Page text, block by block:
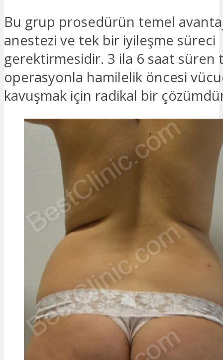
Bu grup prosedürün temel
anestezi ve tek bir iyileşme süreci
gerektirmesidir. 3 ila 6 saat süren
operasyonla hamilelik öncesi
kavuşmak için radikal bir